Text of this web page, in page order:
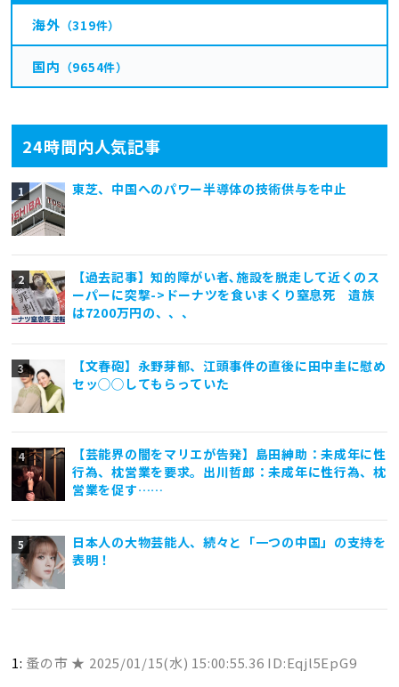
24時間内人気記事
東芝、中国へのパワー半導体の技術供与を中止
【過去記事】知的障がい者､施設を脱走して近くのス
ーパーに突撃->ドーナツを食いまくり窒息死 遺族
は7200万円の、、、
【文春砲】永野芽郁、江頭事件の直後に田中圭に慰め
セッ◯◯してもらっていた
【芸能界の闇をマリエが告発】島田紳助：未成年に性
行為、枕営業を要求。出川哲郎：未成年に性行為、枕
営業を促す……
日本人の大物芸能人、続々と「一つの中国」の支持を
表明！
1: 蚤の市 ★ 2025/01/15(水) 15:00:55.36 ID:Eqjl5EpG9
海外 （319件）
国内 （9654件）